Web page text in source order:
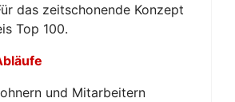
das zeitschonende Konzept
Top 100.
und Mitarbeitern